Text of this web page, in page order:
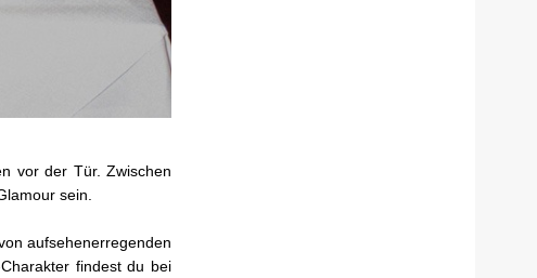
vor der Tür. Zwischen
sein.
aufsehenerregenden
findest du bei